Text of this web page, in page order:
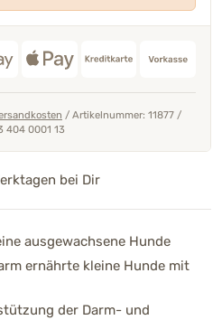
ausgewachsene Hunde
ernährte kleine Hunde mit
der Darm- und
/ Artikelnummer: 11877 /
404 0001 13
bei Dir